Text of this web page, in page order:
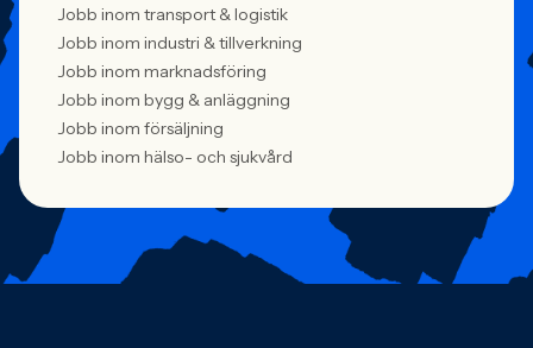
Jobb inom transport & logistik
Jobb inom industri & tillverkning
Jobb inom marknadsföring
Jobb inom bygg & anläggning
Jobb inom försäljning
Jobb inom hälso- och sjukvård